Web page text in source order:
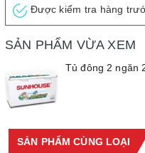
Được kiểm tra hàng
SẢN PHẨM VỪA XEM
Tủ đông 2 ngăn
SẢN PHẨM CÙNG LOẠI